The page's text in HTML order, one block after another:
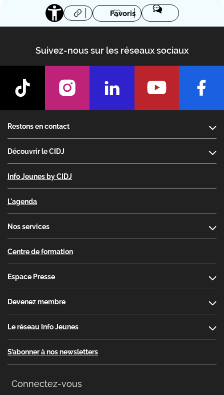
Favoris
Suivez-nous sur les réseaux sociaux
Restons en contact
Découvrir le CIDJ
Info Jeunes by CIDJ
L'agenda
Nos services
Centre de formation
Espace Presse
Devenez membre
Le réseau Info Jeunes
S’abonner à nos newsletters
Connectez-vous